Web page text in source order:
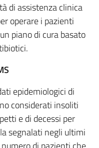
di assistenza clinica
operare i pazienti
piano di cura basato
epidemiologici di
considerati insoliti
e di decessi per
segnalati negli ultimi